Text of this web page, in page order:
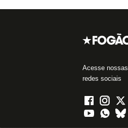
Acesse nossas
redes sociais